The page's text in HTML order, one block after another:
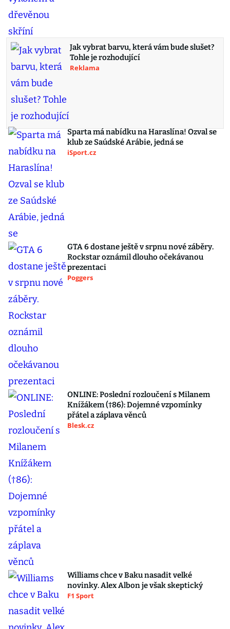
Jak vybrat barvu, která vám bude slušet?
Tohle je rozhodující
Reklama
Sparta má nabídku na Haraslína! Ozval se
klub ze Saúdské Arábie, jedná se
iSport.cz
GTA 6 dostane ještě v srpnu nové záběry.
Rockstar oznámil dlouho očekávanou
prezentaci
Poggers
ONLINE: Poslední rozloučení s Milanem
Knížákem (†86): Dojemné vzpomínky
přátel a záplava věnců
Blesk.cz
Williams chce v Baku nasadit velké
novinky. Alex Albon je však skeptický
F1 Sport